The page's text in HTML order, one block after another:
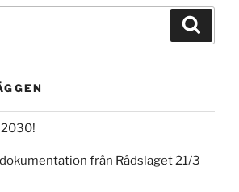
2030!
från Rådslaget 21/3